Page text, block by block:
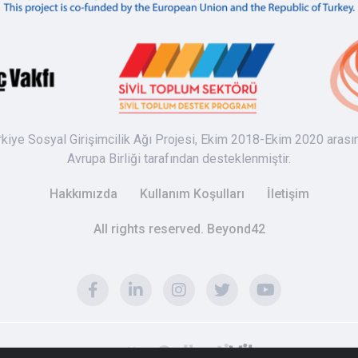
Sosyal Girişimcilik Ağı Projesi, Ekim 2018-Ekim 2020
Avrupa Birliği tarafından desteklenmiştir.
Hakkımızda Kullanım Koşulları İletişim
All rights reserved. Beyond42